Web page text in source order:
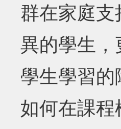
群在家庭
異的學生，
學生學習
如何在課